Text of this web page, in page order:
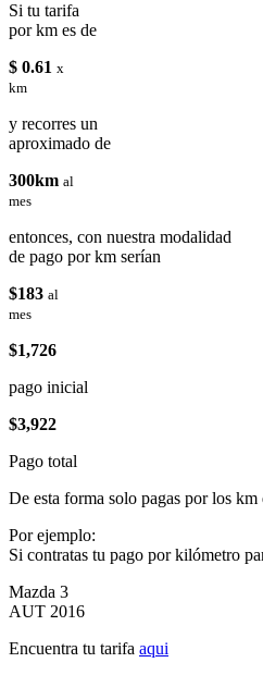
Si tu tarifa
por km es de
$ 0.61 x
km
y recorres un
aproximado de
300km al
mes
entonces, con nuestra modalidad
de pago por km serían
$183 al
mes
$1,726
pago inicial
$3,922
Pago total
De esta forma solo pagas por los km
Por ejemplo:
Si contratas tu pago por kilómetro
Mazda 3
AUT 2016
Encuentra tu tarifa aqui